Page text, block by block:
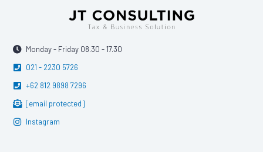
Monday - Friday 08.30 - 17.30
021 - 2230 5726
+62 812 9898 7296
[email protected]
Instagram